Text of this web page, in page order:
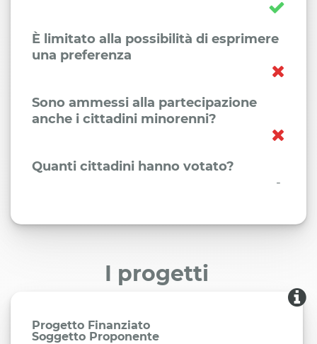
È limitato alla possibilità di esprimere
una preferenza
Sono ammessi alla partecipazione
anche i cittadini minorenni?
Quanti cittadini hanno votato?
-
I progetti
Progetto Finanziato
Soggetto Proponente